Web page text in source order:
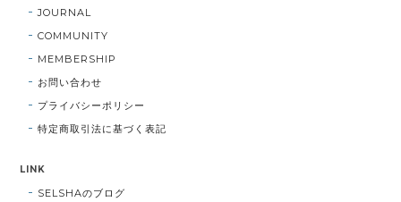
JOURNAL
COMMUNITY
MEMBERSHIP
お問い合わせ
プライバシーポリシー
特定商取引法に基づく表記
LINK
SELSHAのブログ